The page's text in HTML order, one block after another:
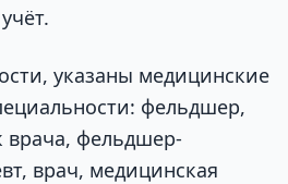
указаны медицинские
фельдшер,
фельдшер-
врач, медицинская